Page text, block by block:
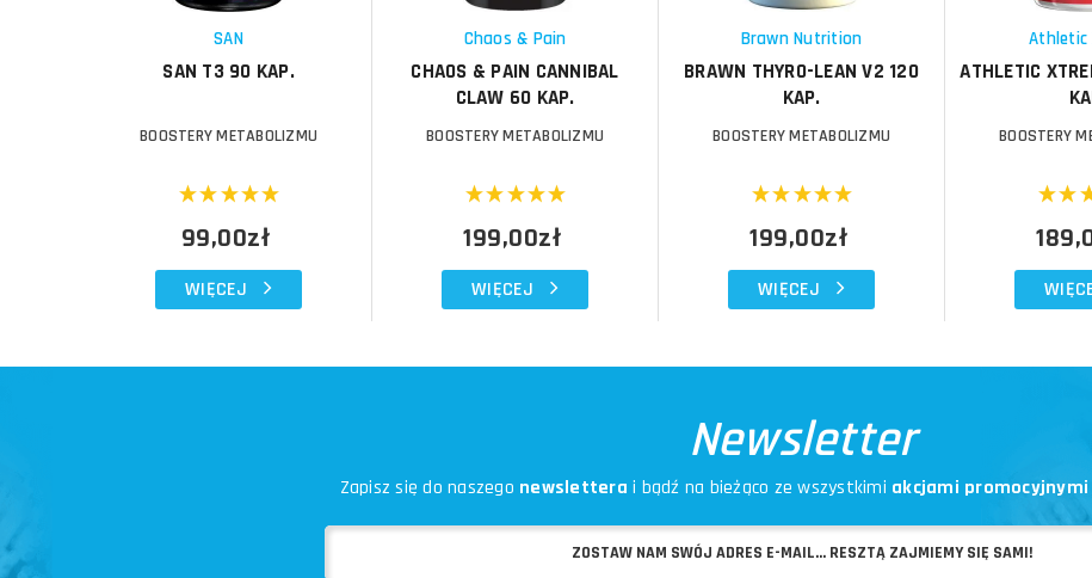
SAN
SAN T3 90 KAP.
BOOSTERY METABOLIZMU
99,00zł
WIĘCEJ
Chaos & Pain
CHAOS & PAIN CANNIBAL
CLAW 60 KAP.
BOOSTERY METABOLIZMU
199,00zł
WIĘCEJ
Brawn Nutrition
BRAWN THYRO-LEAN V2 120
KAP.
BOOSTERY METABOLIZMU
199,00zł
WIĘCEJ
Athletic
ATHLETIC
BOOSTERY
Newsletter
Zapisz się do naszego newslettera i bądź na bieżąco ze wszystkimi akcjami promocyjnymi